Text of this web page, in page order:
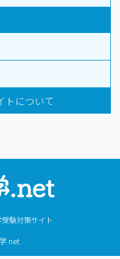
トについて
験対策サイト
.net